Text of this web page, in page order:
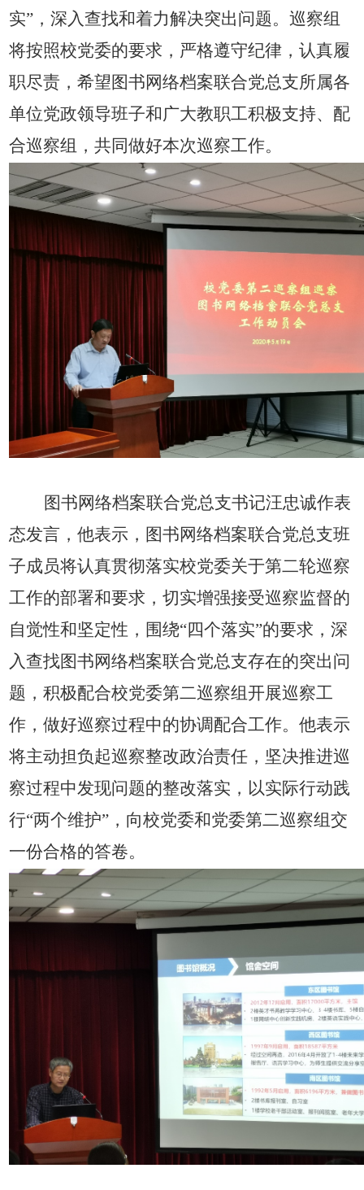
实”，深入查找和着力解决突出问题。巡察组
将按照校党委的要求，严格遵守纪律，认真履
职尽责，希望图书网络档案联合党总支所属各
单位党政领导班子和广大教职工积极支持、配
合巡察组，共同做好本次巡察工作。
图书网络档案联合党总支书记汪忠诚作表
态发言，他表示，图书网络档案联合党总支班
子成员将认真贯彻落实校党委关于第二轮巡察
工作的部署和要求，切实增强接受巡察监督的
自觉性和坚定性，围绕“四个落实”的要求，深
入查找图书网络档案联合党总支存在的突出问
题，积极配合校党委第二巡察组开展巡察工
作，做好巡察过程中的协调配合工作。他表示
将主动担负起巡察整改政治责任，坚决推进巡
察过程中发现问题的整改落实，以实际行动践
行“两个维护”，向校党委和党委第二巡察组交
一份合格的答卷。